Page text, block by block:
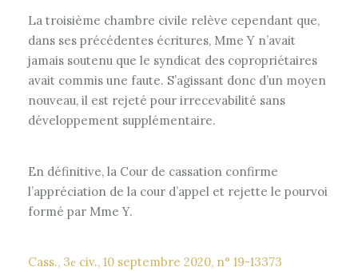
La troisième chambre civile relève cependant que,
dans ses précédentes écritures, Mme Y n’avait
jamais soutenu que le syndicat des copropriétaires
avait commis une faute. S’agissant donc d’un moyen
nouveau, il est rejeté pour irrecevabilité sans
développement supplémentaire.
En définitive, la Cour de cassation confirme
l’appréciation de la cour d’appel et rejette le pourvoi
formé par Mme Y.
Cass., 3e civ., 10 septembre 2020, n° 19-13373